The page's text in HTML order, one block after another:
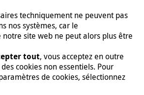
des données | Presse |
techniquement ne peuvent pas
nos systèmes, car le
site web ne peut alors plus être
tout, vous acceptez en outre
cookies non essentiels. Pour
de cookies, sélectionnez